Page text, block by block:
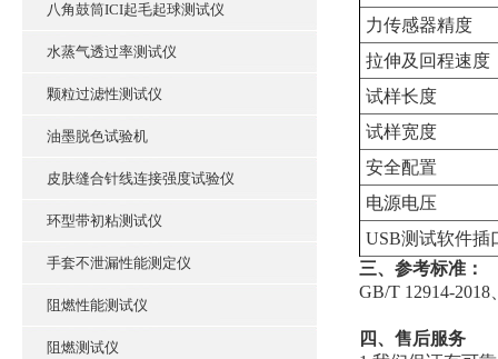
八角鼓筒ICI起毛起球测试仪
水蒸气透过率测试仪
颗粒过滤性测试仪
油墨脱色试验机
皮肤缝合针线连接强度试验仪
环型带初粘测试仪
手套不泄漏性能测定仪
阻燃性能测试仪
阻燃测试仪
力传感器精度
拉伸及回程速度
试样长度
试样宽度
安全配置
电源电压
USB测试软件插
三、参考标准：
GB/T 12914-2018
四、售后服务